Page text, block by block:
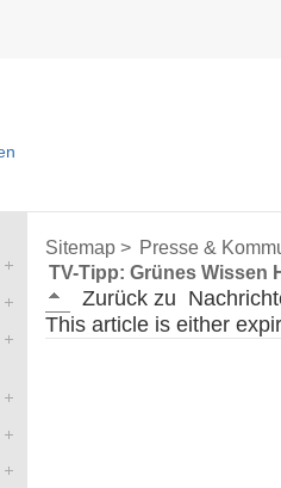
Sitemap > Presse &
TV-Tipp: Grünes Wissen
Zurück zu
This article is either